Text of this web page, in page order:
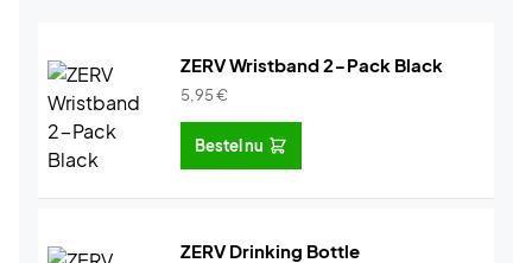
ZERV Wristband 2-Pack Black
5,95€
Bestel nu
ZERV Drinking Bottle